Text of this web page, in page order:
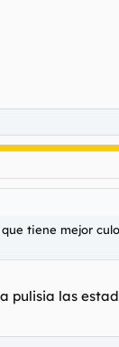
tiene mejor
pulisia las